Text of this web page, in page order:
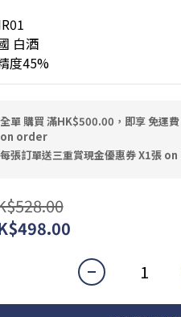
白酒
度45%
全單 購買 滿HK$500.00，即享 免運費
on order
每張訂單送三重賞現金優惠券 X1張